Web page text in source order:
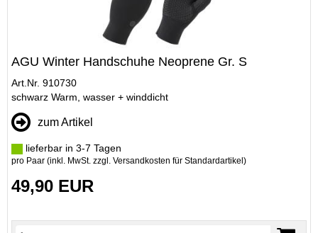
AGU Winter Handschuhe Neoprene Gr. S
Art.Nr. 910730
schwarz Warm, wasser + winddicht
zum Artikel
lieferbar in 3-7 Tagen
pro Paar (inkl. MwSt. zzgl. Versandkosten für Standardartikel )
49,90 EUR